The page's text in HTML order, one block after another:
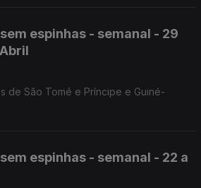
espinhas - semanal - 29
de São Tomé e Príncipe e Guiné-
espinhas - semanal - 22 a